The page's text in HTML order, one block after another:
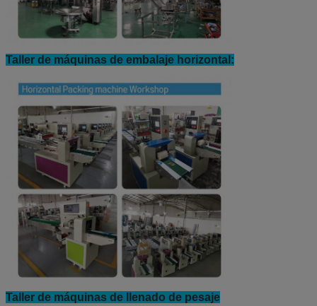
Taller de máquinas de embalaje horizontal:
Taller de máquinas de llenado de pesaje